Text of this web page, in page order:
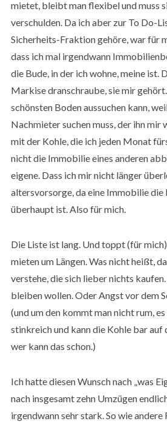
mietet, bleibt man flexibel und muss
verschulden. Da ich aber zur To Do-
Sicherheits-Fraktion gehöre, war für
dass ich mal irgendwann
die Bude, in der ich wohne, meine ist.
Markise dranschraube, sie mir
schönsten Boden aussuchen kann,
Nachmieter suchen muss, der ihn mir
mit der Kohle, die ich jeden Monat
nicht die Immobilie eines anderen
eigene. Dass ich mir nicht länger
altersvorsorge, da eine Immobilie
überhaupt ist. Also für mich.
Die Liste ist lang. Und toppt (für
mieten um Längen. Was nicht heißt,
verstehe, die sich lieber nichts
bleiben wollen. Oder Angst vor dem
(und um den kommt man nicht rum,
stinkreich und kann die Kohle bar auf
wer kann das schon.)
Ich hatte diesen Wunsch nach „was
nach insgesamt zehn Umzügen
irgendwann sehr stark. So wie andere